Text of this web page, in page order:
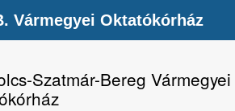
Szatmár-Bereg Vármegyei
Vármegyei Oktatókórház